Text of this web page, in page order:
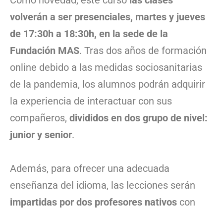
volverán a ser presenciales, martes y jueves
de 17:30h a 18:30h, en la sede de la
Fundación MAS. Tras dos años de formación
online debido a las medidas sociosanitarias
de la pandemia, los alumnos podrán adquirir
la experiencia de interactuar con sus
compañeros, divididos en dos grupo de nivel:
junior y senior.
Además, para ofrecer una adecuada
enseñanza del idioma, las lecciones serán
impartidas por dos profesores nativos con